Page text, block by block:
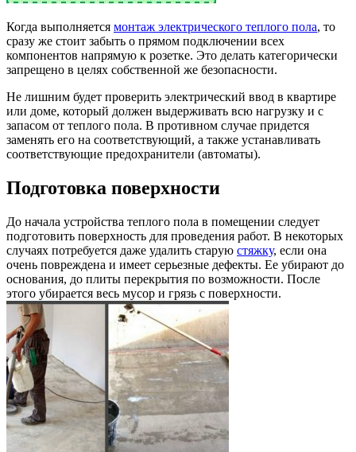
Когда выполняется монтаж электрического теплого пола, то
сразу же стоит забыть о прямом подключении всех
компонентов напрямую к розетке. Это делать категорически
запрещено в целях собственной же безопасности.
Не лишним будет проверить электрический ввод в квартире
или доме, который должен выдерживать всю нагрузку и с
запасом от теплого пола. В противном случае придется
заменять его на соответствующий, а также устанавливать
соответствующие предохранители (автоматы).
Подготовка поверхности
До начала устройства теплого пола в помещении следует
подготовить поверхность для проведения работ. В некоторых
случаях потребуется даже удалить старую стяжку, если она
очень повреждена и имеет серьезные дефекты. Ее убирают до
основания, до плиты перекрытия по возможности. После
этого убирается весь мусор и грязь с поверхности.